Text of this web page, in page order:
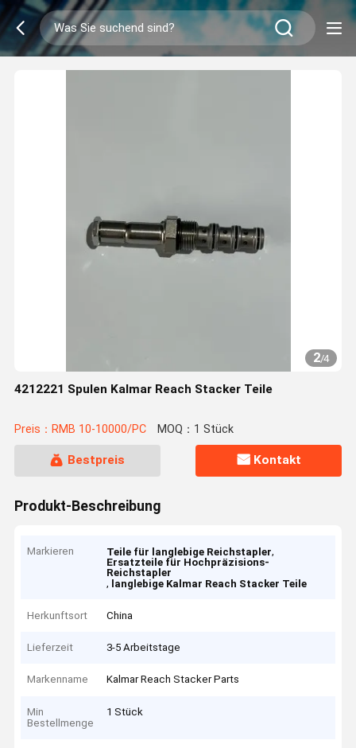
2/4
4212221 Spulen Kalmar Reach Stacker Teile
Preis：RMB 10-10000/PC MOQ：1 Stück
Bestpreis Kontakt
Produkt-Beschreibung
Markieren Teile für langlebige Reichstapler,
Ersatzteile für Hochpräzisions-
Reichstapler
, langlebige Kalmar Reach Stacker Teile
Herkunftsort China
Lieferzeit 3-5 Arbeitstage
Markenname Kalmar Reach Stacker Parts
Min
Bestellmenge
1 Stück